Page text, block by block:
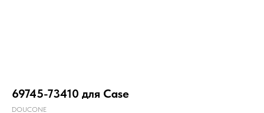
69745-73410 для Case
DOUCONE